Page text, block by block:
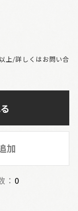
上/詳しくはお問い合
加
： 0